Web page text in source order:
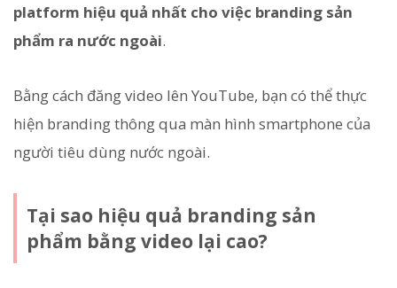
platform hiệu quả nhất cho việc branding sản
phẩm ra nước ngoài.
Bằng cách đăng video lên YouTube, bạn có thể thực
hiện branding thông qua màn hình smartphone của
người tiêu dùng nước ngoài.
Tại sao hiệu quả branding sản
phẩm bằng video lại cao?